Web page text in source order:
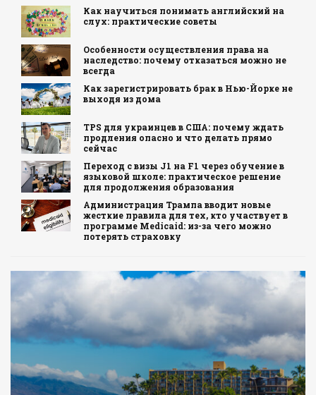
Как научиться понимать английский на
слух: практические советы
Особенности осуществления права на
наследство: почему отказаться можно не
всегда
Как зарегистрировать брак в Нью-Йорке не
выходя из дома
TPS для украинцев в США: почему ждать
продления опасно и что делать прямо
сейчас
Переход с визы J1 на F1 через обучение в
языковой школе: практическое решение
для продолжения образования
Администрация Трампа вводит новые
жесткие правила для тех, кто участвует в
программе Medicaid: из-за чего можно
потерять страховку